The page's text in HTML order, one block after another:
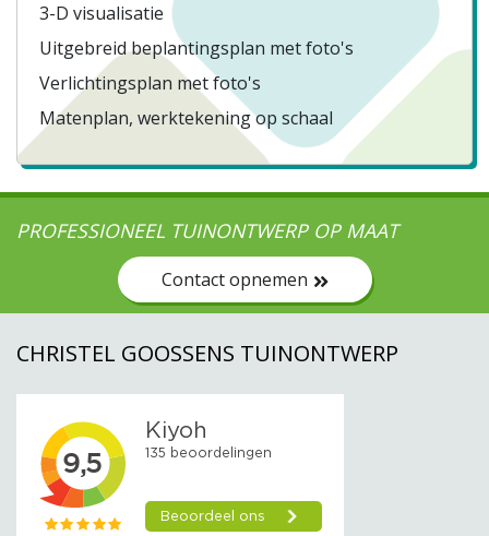
3-D visualisatie
Uitgebreid beplantingsplan met foto's
Verlichtingsplan met foto's
Matenplan, werktekening op schaal
PROFESSIONEEL TUINONTWERP OP MAAT
Contact opnemen
CHRISTEL GOOSSENS TUINONTWERP